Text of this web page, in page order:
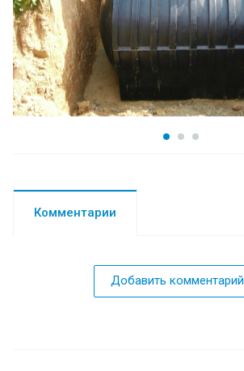
Комментарии
Добавить комментарий